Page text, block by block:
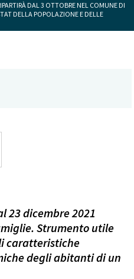
DAL 3 OTTOBRE NEL COMUNE DI
DELLA POPOLAZIONE E DELLE
23 dicembre 2021
Strumento utile
caratteristiche
degli abitanti di un